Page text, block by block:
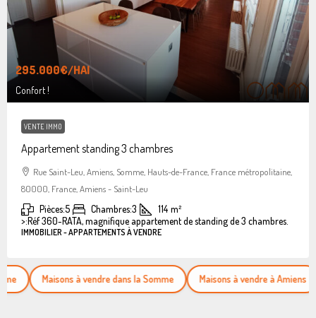
295.000€/HAI
Confort !
VENTE IMMO
Appartement standing 3 chambres
Rue Saint-Leu, Amiens, Somme, Hauts-de-France, France métropolitaine,
80000, France, Amiens - Saint-Leu
Pièces:5 Chambres:3 114 m²
>:Réf 360-RATA, magnifique appartement de standing de 3 chambres.
IMMOBILIER - APPARTEMENTS À VENDRE
Maisons à vendre dans la Somme Maisons à vendre à Amiens